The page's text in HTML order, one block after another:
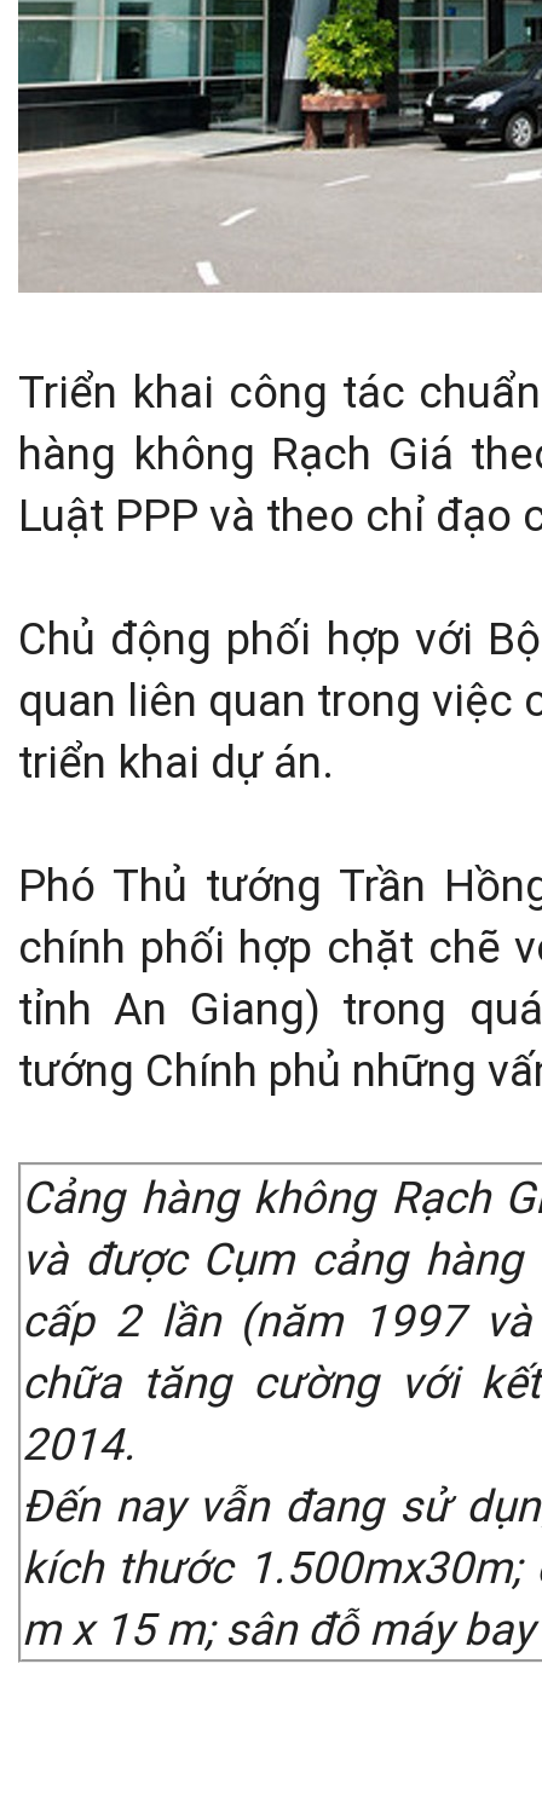
Triển khai công tác
hàng không Rạch Giá
Luật PPP và theo chỉ đạo
Chủ động phối hợp với
quan liên quan trong việc
triển khai dự án.
Phó Thủ tướng Trần
chính phối hợp chặt chẽ
tỉnh An Giang) trong
tướng Chính phủ những
Cảng hàng không Rạch
và được Cụm cảng
cấp 2 lần (năm 1997
chữa tăng cường với
2014.
Đến nay vẫn đang sử
kích thước
m x 15 m; sân đỗ máy